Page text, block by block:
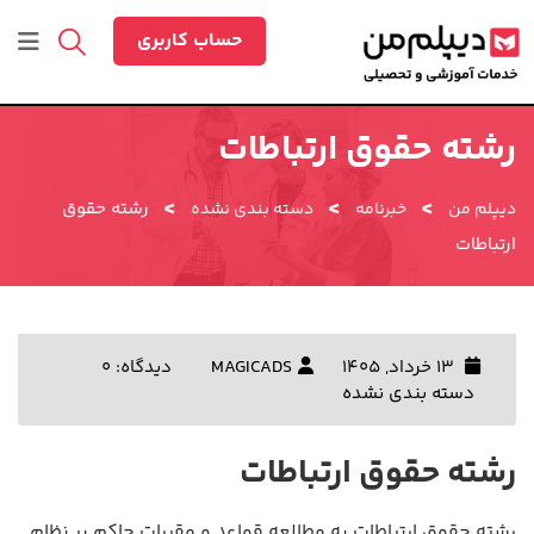
به
محتوا
حساب کاربری
رشته حقوق ارتباطات
دیپلم من > خبرنامه > دسته بندی نشده >
رشته حقوق
ارتباطات
MAGICADS
دیدگاه: 0
دسته بندی نشده
رشته حقوق ارتباطات